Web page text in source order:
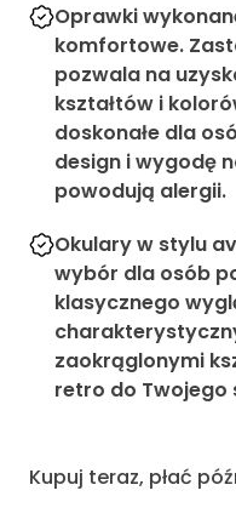
Oprawki
komfortowe.
pozwala na
kształtów i
doskonałe dla
design i wygodę
powodują alergii.
Okulary w stylu
wybór dla osób
klasycznego
zaokrąglonymi
retro do Twojego
Kupuj teraz, płać